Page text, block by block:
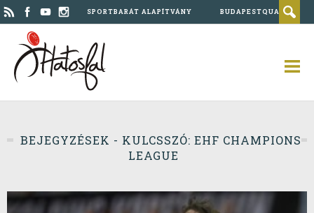
SPORTBARÁT ALAPÍTVÁNY BUDAPESTQUAD
BEJEGYZÉSEK - KULCSSZÓ: EHF CHAMPIONS
LEAGUE